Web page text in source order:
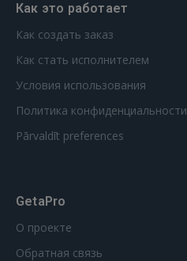
Как это работает
Как создать заказ
Как стать исполнителем
Условия использования
Политика конфиденциальности
Pārvaldīt preferences
GetaPro
О проекте
Обратная связь